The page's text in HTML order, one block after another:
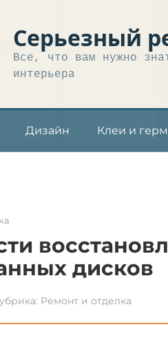
Серьезный
Все, что вам нужно
интерьера
Дизайн Клеи и
дисков
Ремонт и отделка